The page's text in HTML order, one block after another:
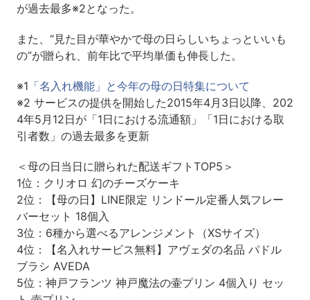
が過去最多※2となった。
また、“見た目が華やかで母の日らしいちょっといいも
の”が贈られ、前年比で平均単価も伸長した。
※1 「名入れ機能」と今年の母の日特集について
※2 サービスの提供を開始した2015年4月3日以降、202
4年5月12日が「1日における流通額」「1日における取
引者数」の過去最多を更新
＜母の日当日に贈られた配送ギフトTOP5＞
1位：クリオロ 幻のチーズケーキ
2位：【母の日】LINE限定 リンドール定番人気フレー
バーセット 18個入
3位：6種から選べるアレンジメント（XSサイズ）
4位：【名入れサービス無料】アヴェダの名品 パドル
ブラシ AVEDA
5位：神戸フランツ 神戸魔法の壷プリン 4個入り セッ